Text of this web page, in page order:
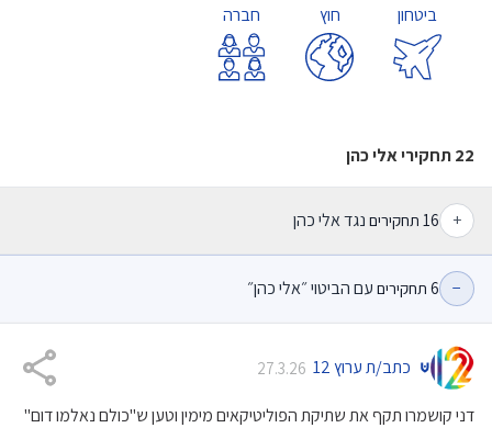
ביטחון חוץ חברה
22 תחקירי אלי כהן
+
16 תחקירים נגד אלי כהן
−
6 תחקירים עם הביטוי ״אלי כהן״
כתב/ת ערוץ 12 27.3.26
דני קושמרו תקף את שתיקת הפוליטיקאים מימין וטען ש"כולם נאלמו דום"